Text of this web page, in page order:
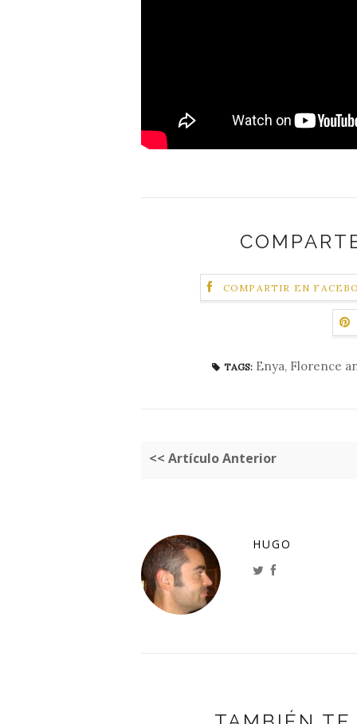
COMPARTIR EN
TAGS: Enya, Florence
<< Artículo Anterior
HUGO